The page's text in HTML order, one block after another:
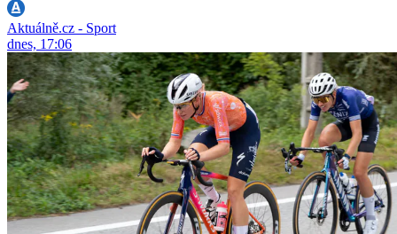
Aktuálně.cz - Sport
dnes, 17:06